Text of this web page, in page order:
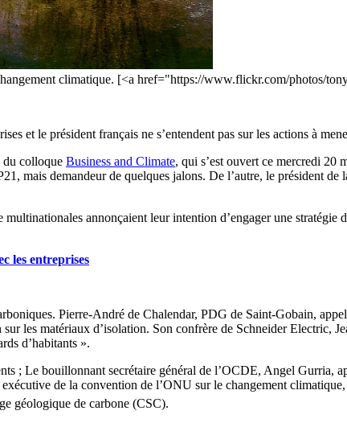
climatique. [<a href="https://www.flickr.com/photos/
et le président français ne s’entendent pas sur les actions à
du colloque Business and Climate, qui s’est ouvert ce mercredi 20
mais demandeur de quelques jalons. De l’autre, le président
annonçaient leur intention d’engager une stratégie
les entreprises
Pierre-André de Chalendar, PDG de Saint-Gobain,
les matériaux d’isolation. Son confrère de Schneider Electric,
d’habitants ».
; Le bouillonnant secrétaire général de l’OCDE, Angel Gurria,
de la convention de l’ONU sur le changement
géologique de carbone (CSC).